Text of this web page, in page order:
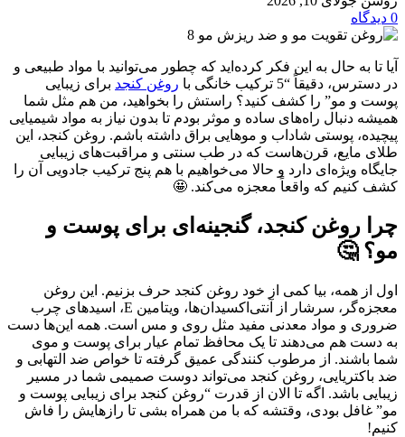
0 دیدگاه
آیا تا به حال به این فکر کرده‌اید که چطور می‌توانید با مواد طبیعی و
در دسترس، دقیقاً “5 ترکیب خانگی با
روغن کنجد برای زیبایی
پوست و مو” را کشف کنید؟ راستش را بخواهید، من هم مثل شما
همیشه دنبال راه‌های ساده و موثر بودم تا بدون نیاز به مواد شیمیایی
پیچیده، پوستی شاداب و موهایی براق داشته باشم. روغن کنجد، این
طلای مایع، قرن‌هاست که در طب سنتی و مراقبت‌های زیبایی
جایگاه ویژه‌ای دارد و حالا می‌خواهیم با هم پنج ترکیب جادویی آن را
کشف کنیم که واقعاً معجزه می‌کند. 🤩
چرا روغن کنجد، گنجینه‌ای برای پوست و
مو؟ 🤔
اول از همه، بیا کمی از خود روغن کنجد حرف بزنیم. این روغن
معجزه‌گر، سرشار از آنتی‌اکسیدان‌ها، ویتامین E، اسیدهای چرب
ضروری و مواد معدنی مفید مثل روی و مس است. همه این‌ها دست
به دست هم می‌دهند تا یک محافظ تمام عیار برای پوست و موی
شما باشند. از مرطوب کنندگی عمیق گرفته تا خواص ضد التهابی و
ضد باکتریایی، روغن کنجد می‌تواند دوست صمیمی شما در مسیر
زیبایی باشد. اگه تا الان از قدرت “روغن کنجد برای زیبایی پوست و
مو” غافل بودی، وقتشه که با من همراه بشی تا رازهایش را فاش
کنیم!